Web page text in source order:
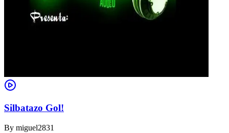
Silbatazo Gol!
By miguel2831